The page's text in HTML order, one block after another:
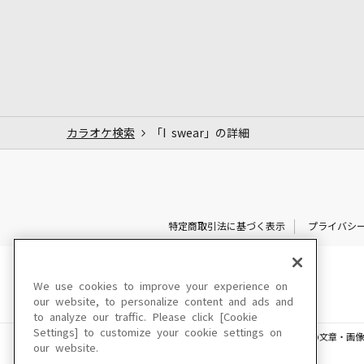
カラオケ検索 「I swear」の詳細
特定商取引法に基づく表示 プライバシ
このサイトに掲載されている一切の文章・画
We use cookies to improve your experience on
our website, to personalize content and ads and
to analyze our traffic. Please click [Cookie
Settings] to customize your cookie settings on
our website.